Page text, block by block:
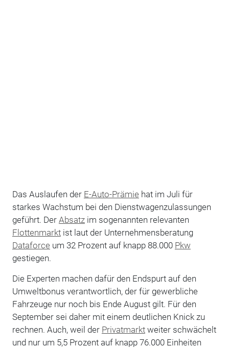
Das Auslaufen der E-Auto-Prämie hat im Juli für
starkes Wachstum bei den Dienstwagenzulassungen
geführt. Der Absatzim sogenannten relevanten
Flottenmarktist laut der Unternehmensberatung
Dataforce um 32 Prozent auf knapp 88.000 Pkw
gestiegen.
Die Experten machen dafür den Endspurt auf den
Umweltbonus verantwortlich, der für gewerbliche
Fahrzeuge nur noch bis Ende August gilt. Für den
September sei daher mit einem deutlichen Knick zu
rechnen. Auch, weil der Privatmarktweiter schwächelt
und nur um 5,5 Prozent auf knapp 76.000 Einheiten